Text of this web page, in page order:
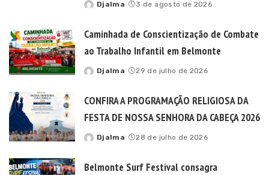
Posted
Djalma 3 de agosto de 2026
Caminhada de Conscientização de Combate
ao Trabalho Infantil em Belmonte
Posted
Djalma 29 de julho de 2026
CONFIRA A PROGRAMAÇÃO RELIGIOSA DA
FESTA DE NOSSA SENHORA DA CABEÇA 2026
Posted
Djalma 28 de julho de 2026
Belmonte Surf Festival consagra